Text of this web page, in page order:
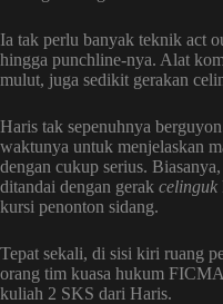
Ia tak perlu banyak teknik act
hingga punchline-nya. Alat
mulut, juga sedikit gerakan
Haris tak sepenuhnya
waktunya untuk menjelaskan
dengan cukup serius.
ditandai dengan gerak celinguk
kursi penonton sidang.
Tepat sekali, di sisi kiri ruang
orang tim kuasa hukum
kuliah 2 SKS dari Haris.